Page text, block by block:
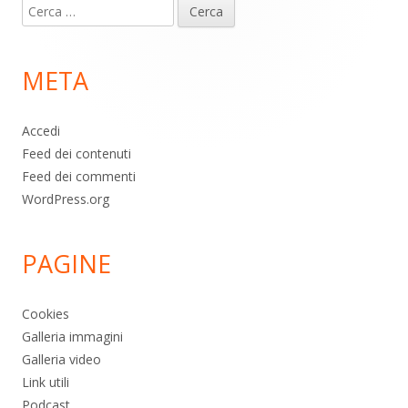
piè
pagina
Ricerca
per:
META
Accedi
Feed dei contenuti
Feed dei commenti
WordPress.org
PAGINE
Cookies
Galleria immagini
Galleria video
Link utili